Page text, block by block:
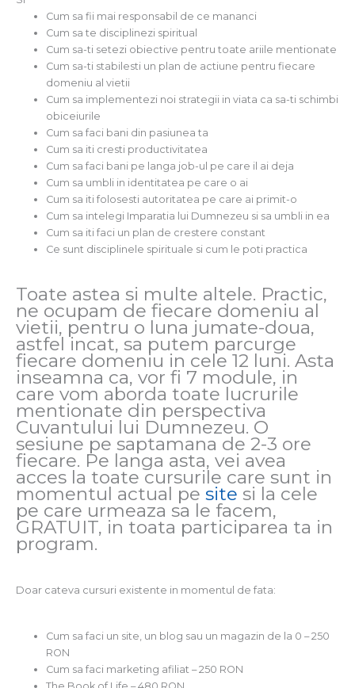
Cum sa fii mai responsabil de ce mananci
Cum sa te disciplinezi spiritual
Cum sa-ti setezi obiective pentru toate ariile mentionate
Cum sa-ti stabilesti un plan de actiune pentru fiecare
domeniu al vietii
Cum sa implementezi noi strategii in viata ca sa-ti schimbi
obiceiurile
Cum sa faci bani din pasiunea ta
Cum sa iti cresti productivitatea
Cum sa faci bani pe langa job-ul pe care il ai deja
Cum sa umbli in identitatea pe care o ai
Cum sa iti folosesti autoritatea pe care ai primit-o
Cum sa intelegi Imparatia lui Dumnezeu si sa umbli in ea
Cum sa iti faci un plan de crestere constant
Ce sunt disciplinele spirituale si cum le poti practica
Toate astea si multe altele. Practic,
ne ocupam de fiecare domeniu al
vietii, pentru o luna jumate-doua,
astfel incat, sa putem parcurge
fiecare domeniu in cele 12 luni. Asta
inseamna ca, vor fi 7 module, in
care vom aborda toate lucrurile
mentionate din perspectiva
Cuvantului lui Dumnezeu. O
sesiune pe saptamana de 2-3 ore
fiecare. Pe langa asta, vei avea
acces la toate cursurile care sunt in
momentul actual pe site si la cele
pe care urmeaza sa le facem,
GRATUIT, in toata participarea ta in
program.
Doar cateva cursuri existente in momentul de fata:
Cum sa faci un site, un blog sau un magazin de la 0 – 250
RON
Cum sa faci marketing afiliat – 250 RON